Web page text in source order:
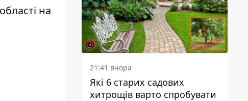
на
21:41 вчора
Які 6 старих садових
хитрощів варто спробувати